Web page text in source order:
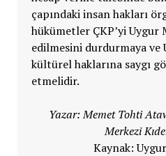
çapındaki insan hakları
hükümetler ÇKP’yi Uygur
edilmesini durdurmaya ve
kültürel haklarına saygı
etmelidir.
Yazar: Memet Tohti
Merkezi
Kaynak: